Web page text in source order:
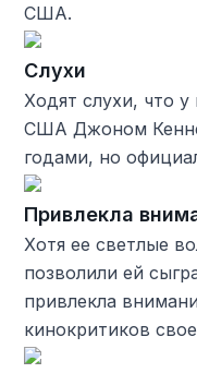
США.
Слухи
Ходят слухи, что
США Джоном
годами, но
Привлекла
Хотя ее светлые
позволили ей
привлекла
кинокритиков